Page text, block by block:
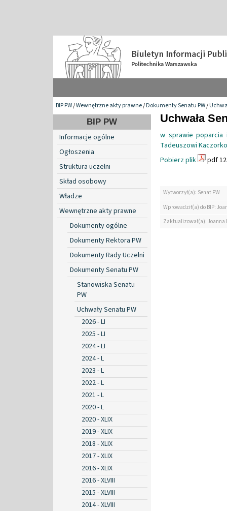
BIP PW/Wewnętrzne akty prawne/Dokumenty Senatu PW/
BIP PW
Informacje ogólne
Ogłoszenia
Struktura uczelni
Skład osobowy
Władze
Wewnętrzne akty prawne
Dokumenty ogólne
Dokumenty Rektora PW
Dokumenty Rady Uczelni
Dokumenty Senatu PW
Stanowiska Senatu
PW
Uchwały Senatu PW
2026 - LI
2025 - LI
2024 - LI
2024 - L
2023 - L
2022 - L
2021 - L
2020 - L
2020 - XLIX
2019 - XLIX
2018 - XLIX
2017 - XLIX
2016 - XLIX
2016 - XLVIII
2015 - XLVIII
2014 - XLVIII
Uchwała
w sprawie poparcia
Tadeuszowi
Pobierz plik
pdf
Wytworzył(a): Senat PW
Wprowadził(a) do BIP:
Zaktualizował(a):